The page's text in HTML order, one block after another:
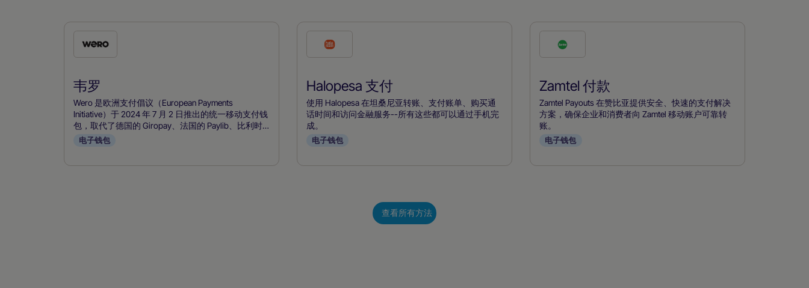
勾
选
付
款
方
式
韦罗
Wero 是欧洲支付倡议（European Payments
Initiative）于 2024 年 7 月 2 日推出的统一移动支付钱
包，取代了德国的 Giropay、法国的 Paylib、比利时
的 Payconiq 和荷兰的 iDEAL，提供泛欧支付解决方
电子钱包
选
付
款
方
式
Halopesa 支付
使用 Halopesa 在坦桑尼亚转账、支付账单、购买通
话时间和访问金融服务--所有这些都可以通过手机完
成。
电子钱包
选
付
款
方
式
Zamtel 付款
Zamtel Payouts 在赞比亚提供安全、快速的支付解决
方案，确保企业和消费者向 Zamtel 移动账户可靠转
账。
电子钱包
查看所有方法